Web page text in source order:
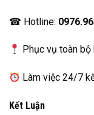
☎ Hotline:
Phục vụ toàn
Làm việc 24/7
Kết Luận